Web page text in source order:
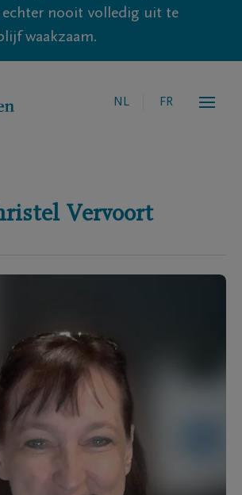
echter nooit volledig uit te
waakzaam.
NL FR
Vervoort